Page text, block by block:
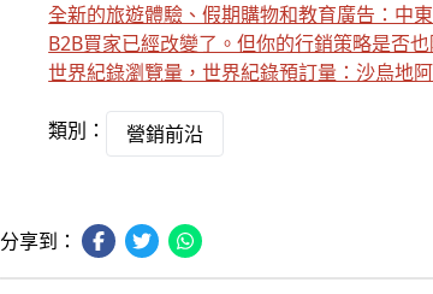
全新的旅遊體驗、假期購物和教育廣告：中
B2B買家已經改變了。但你的行銷策略是否
世界紀錄瀏覽量，世界紀錄預訂量：沙烏地
類別： 營銷前沿
分享到：